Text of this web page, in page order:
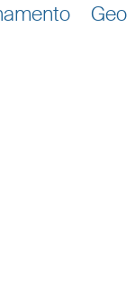
Geo